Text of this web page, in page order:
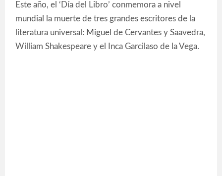
Este año, el ‘Día del Libro’ conmemora a nivel
mundial la muerte de tres grandes escritores de la
literatura universal: Miguel de Cervantes y Saavedra,
William Shakespeare y el Inca Garcilaso de la Vega.